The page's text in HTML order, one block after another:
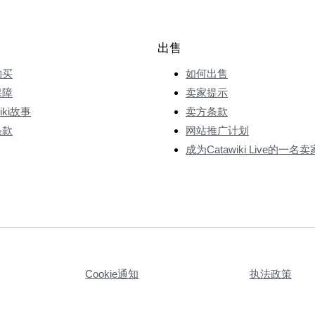
买
障
故事
出售
如何出售
卖家提示
卖方条款
网站推广计划
成为Catawiki Live的一名卖
Cookie通知 执法政策